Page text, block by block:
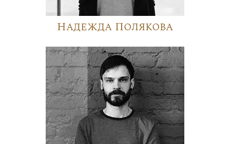
Надежда Полякова